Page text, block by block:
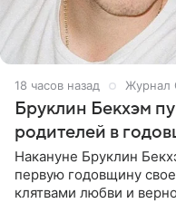
18 часов назад Журнал
Бруклин Бекхэм
родителей в
Накануне Бруклин
первую годовщину
клятвами любви и